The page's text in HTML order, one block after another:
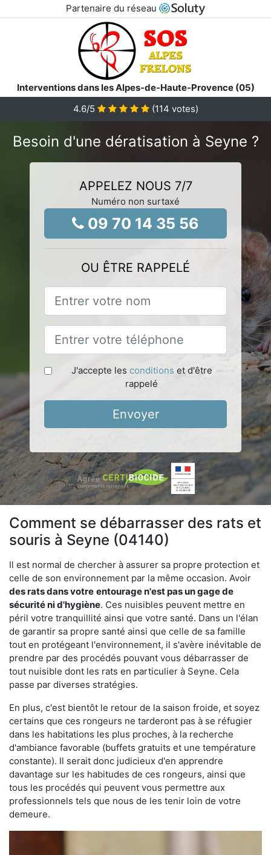
Partenaire du réseau
Interventions dans les Alpes-de-Haute-Provence (05)
4.6/5 (114 votes)
Besoin d'une dératisation à Seyne ?
APPELEZ NOUS 7/7
Numéro non surtaxé
09 70 14 35 56
OU ÊTRE RAPPELÉ
J'accepte les conditions et d'être
rappelé
Envoyer
Comment se débarrasser des rats et
souris à Seyne (04140)
Il est normal de chercher à assurer sa propre protection et
celle de son environnement par la même occasion. Avoir
des rats dans votre entourage n'est pas un gage de
sécurité ni d'hygiène. Ces nuisibles peuvent mettre en
péril votre tranquillité ainsi que votre santé. Dans un l'élan
de garantir sa propre santé ainsi que celle de sa famille
tout en protégeant l'environnement, il s'avère inévitable de
prendre par des procédés pouvant vous débarrasser de
tout nuisible dont les rats en particulier à Seyne. Cela
passe par diverses stratégies.
En plus, c'est bientôt le retour de la saison froide, et soyez
certains que ces rongeurs ne tarderont pas à se réfugier
dans les habitations les plus proches, à la recherche
d'ambiance favorable (buffets gratuits et une température
constante). Il serait donc judicieux d'en apprendre
davantage sur les habitudes de ces rongeurs, ainsi que
tous les procédés qui peuvent vous permettre aux
professionnels tels que nous de les tenir loin de votre
demeure.